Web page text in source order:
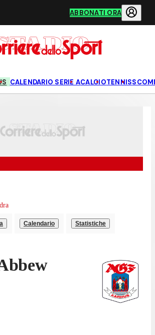
ABBONATI ORA
CALENDARIO SERIE ACALCIOTENNIS
Calendario Statistiche